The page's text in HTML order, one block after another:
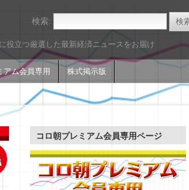
役立つ厳選した最新経済ニュースをお届け
アム会員専用 株式掲示版
検索:
コロ朝プレミアム会員専用ページ